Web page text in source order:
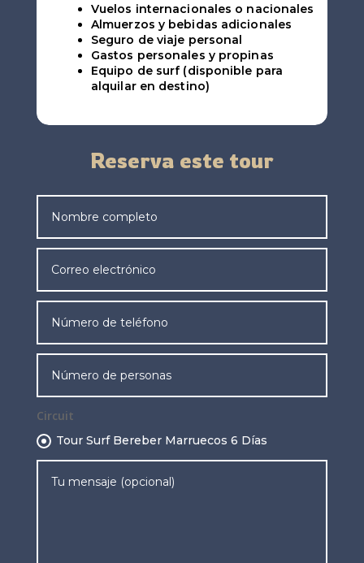
Vuelos internacionales o nacionales
Almuerzos y bebidas adicionales
Seguro de viaje personal
Gastos personales y propinas
Equipo de surf (disponible para
alquilar en destino)
Reserva este tour
Circuit
Tour Surf Bereber Marruecos 6 Días